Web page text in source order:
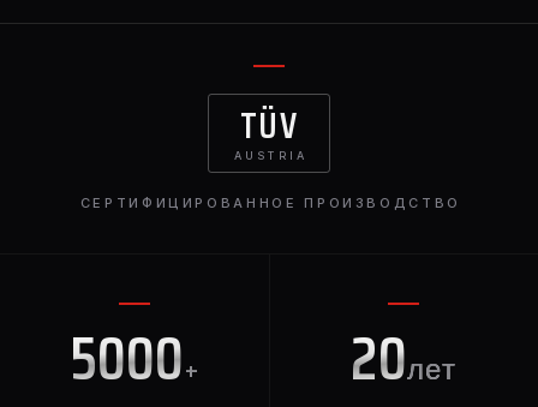
5000+ 20лет
TÜV
AUSTRIA
СЕРТИФИЦИРОВАННОЕ ПРОИЗВОДСТВО